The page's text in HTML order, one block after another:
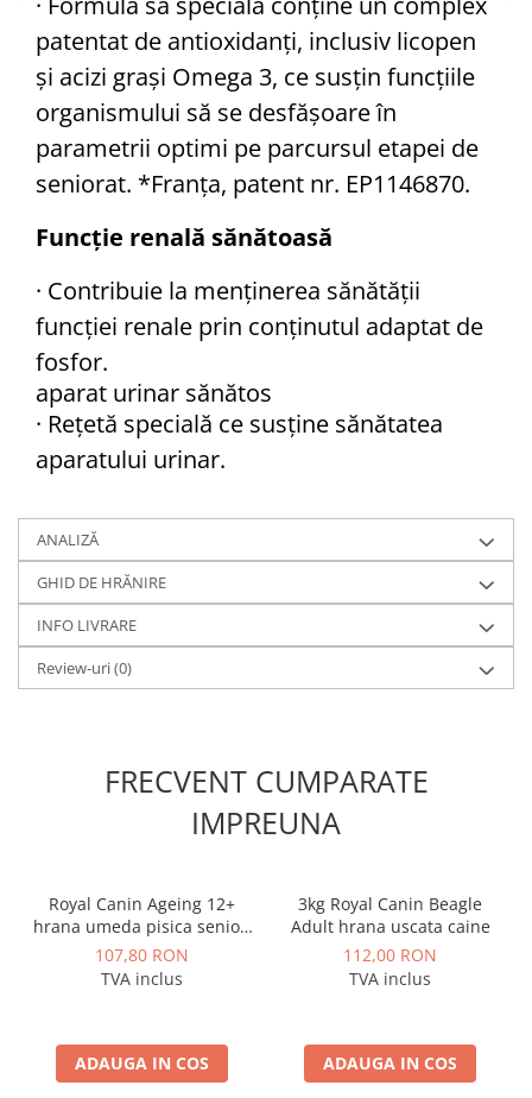
patentat de antioxidanți, inclusiv licopen
și acizi grași Omega 3, ce susțin funcțiile
organismului să se desfășoare în
parametrii optimi pe parcursul etapei de
seniorat. *Franța, patent nr. EP1146870.
Funcție renală sănătoasă
· Contribuie la menţinerea sănătăţii
funcției renale prin conținutul adaptat de
fosfor.
aparat urinar sănătos
· Rețetă specială ce susține sănătatea
aparatului urinar.
ANALIZĂ
GHID DE HRĂNIRE
INFO LIVRARE
Review-uri(0)
FRECVENT CUMPARATE
IMPREUNA
Royal Canin Ageing 12+
hrana umeda pisica senior,
12 x 85 g
107,80 RON
TVA inclus
ADAUGA IN COS
3kg Royal Canin Beagle
Adult hrana uscata caine
112,00 RON
TVA inclus
ADAUGA IN COS